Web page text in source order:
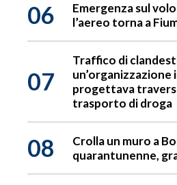
06
Emergenza sul
l’aereo torna a
07
Traffico di
un’organizzazione
progettava
trasporto di droga
08
Crolla un muro a
quarantunenne,